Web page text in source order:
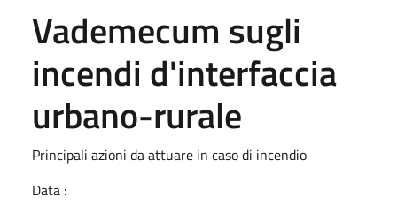
Vademecum sugli
incendi d'interfaccia
urbano-rurale
Principali azioni da attuare in caso di incendio
Data :